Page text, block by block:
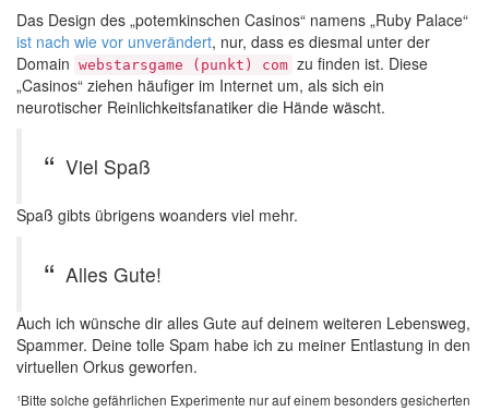
Das Design des „potemkinschen Casinos“ namens „Ruby Palace“
ist nach wie vor unverändert, nur, dass es diesmal unter der
Domain webstarsgame (punkt) com zu finden ist. Diese
„Casinos“ ziehen häufiger im Internet um, als sich ein
neurotischer Reinlichkeitsfanatiker die Hände wäscht.
Viel Spaß
Spaß gibts übrigens woanders viel mehr.
Alles Gute!
Auch ich wünsche dir alles Gute auf deinem weiteren Lebensweg,
Spammer. Deine tolle Spam habe ich zu meiner Entlastung in den
virtuellen Orkus geworfen.
¹Bitte solche gefährlichen Experimente nur auf einem besonders gesicherten